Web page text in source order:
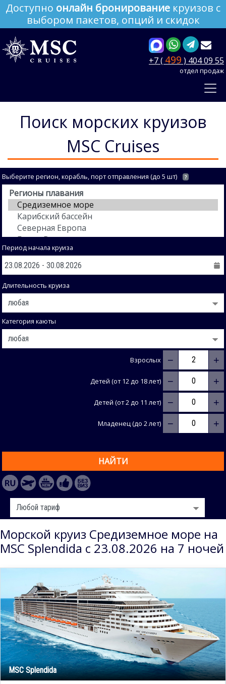
Доступно онлайн бронирование круизов с
выбором пакетов, опций и скидок
+7 ( 499 ) 404 09 55
отдел продаж
Поиск морских круизов
MSC Cruises
Выберите регион, корабль, порт отправления (до 5 шт) ?
Период начала круиза
Длительность круиза
Категория каюты
Взрослых − +
Детей (от 12 до 18 лет) − +
Детей (от 2 до 11 лет) − +
Младенец (до 2 лет) − +
НАЙТИ
Морской круиз Средиземное море на
MSC Splendida с 23.08.2026 на 7 ночей
MSC Splendida